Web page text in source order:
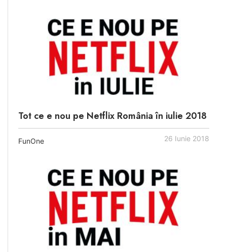
Tot ce e nou pe Netflix România în iulie 2018
FunOne 26 Iunie 2018